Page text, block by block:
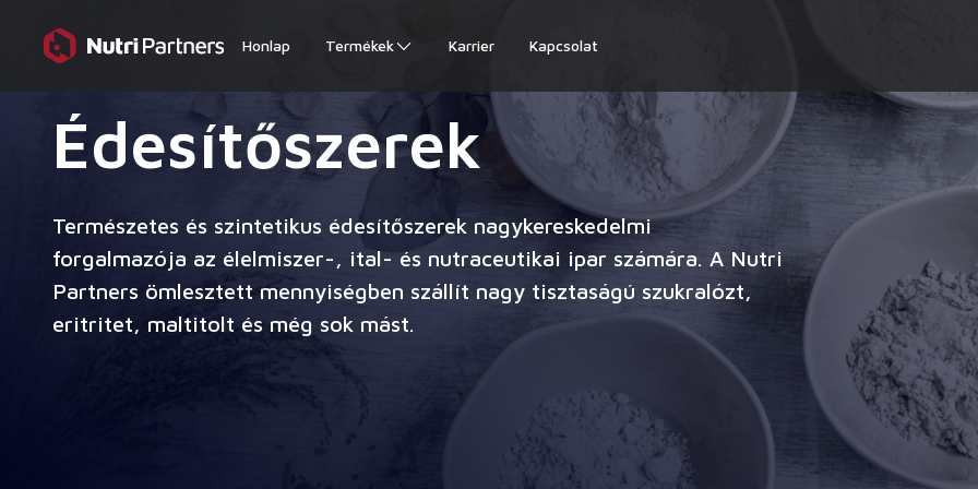
Honlap Termékek Karrier Kapcsolat
Édesítőszerek
Természetes és szintetikus édesítőszerek nagykereskedelmi
forgalmazója az élelmiszer-, ital- és nutraceutikai ipar számára. A Nutri
Partners ömlesztett mennyiségben szállít nagy tisztaságú szukralózt,
eritritet, maltitolt és még sok mást.